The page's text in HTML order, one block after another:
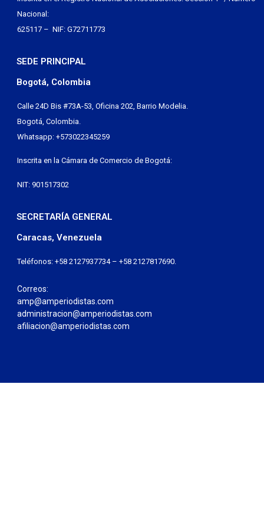
Nacional:
625117 – NIF: G72711773
SEDE PRINCIPAL
Bogotá, Colombia
Calle 24D Bis #73A-53, Oficina 202, Barrio Modelia.
Bogotá, Colombia.
Whatsapp: +573022345259
Inscrita en la Cámara de Comercio de Bogotá:
NIT: 901517302
SECRETARÍA GENERAL
Caracas, Venezuela
Teléfonos: +58 2127937734 – +58 2127817690.
Correos:
amp@amperiodistas.com
administracion@amperiodistas.com
afiliacion@amperiodistas.com